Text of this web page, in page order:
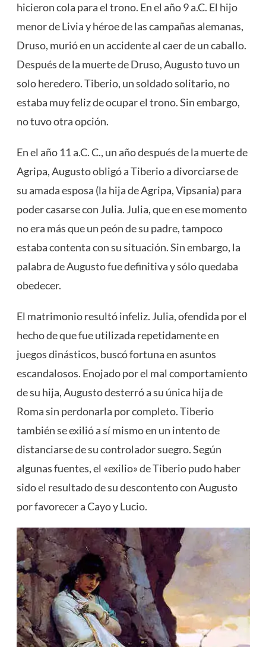
hicieron cola para el trono. En el año 9 a.C. El hijo
menor de Livia y héroe de las campañas alemanas,
Druso, murió en un accidente al caer de un caballo.
Después de la muerte de Druso, Augusto tuvo un
solo heredero. Tiberio, un soldado solitario, no
estaba muy feliz de ocupar el trono. Sin embargo,
no tuvo otra opción.
En el año 11 a.C. C., un año después de la muerte de
Agripa, Augusto obligó a Tiberio a divorciarse de
su amada esposa (la hija de Agripa, Vipsania) para
poder casarse con Julia. Julia, que en ese momento
no era más que un peón de su padre, tampoco
estaba contenta con su situación. Sin embargo, la
palabra de Augusto fue definitiva y sólo quedaba
obedecer.
El matrimonio resultó infeliz. Julia, ofendida por el
hecho de que fue utilizada repetidamente en
juegos dinásticos, buscó fortuna en asuntos
escandalosos. Enojado por el mal comportamiento
de su hija, Augusto desterró a su única hija de
Roma sin perdonarla por completo. Tiberio
también se exilió a sí mismo en un intento de
distanciarse de su controlador suegro. Según
algunas fuentes, el «exilio» de Tiberio pudo haber
sido el resultado de su descontento con Augusto
por favorecer a Cayo y Lucio.